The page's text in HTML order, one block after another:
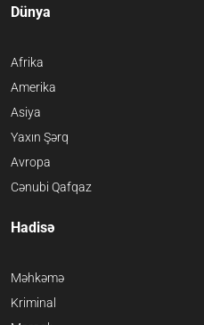
Dünya
Afrika
Amerika
Asiya
Yaxın Şərq
Avropa
Cənubi Qafqaz
Hadisə
Məhkəmə
Kriminal